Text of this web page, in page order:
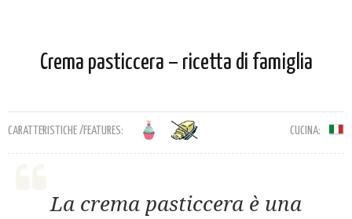
Crema pasticcera – ricetta di famiglia
CARATTERISTICHE /FEATURES: CUCINA:
La crema pasticcera è una